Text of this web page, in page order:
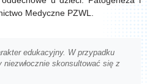
Medyczne PZWL.
edukacyjny. W przypadku
skonsultować się z